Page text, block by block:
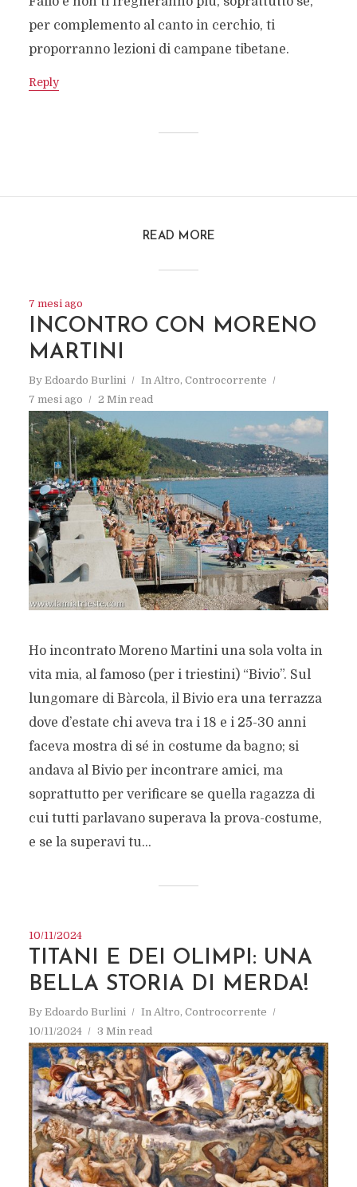
per complemento al canto in cerchio, ti
proporranno lezioni di campane tibetane.
Reply
READ MORE
7 mesi ago
INCONTRO CON MORENO
MARTINI
By Edoardo Burlini In Altro, Controcorrente
7 mesi ago
2 Min read
Ho incontrato Moreno Martini una sola volta in
vita mia, al famoso (per i triestini) “Bivio”. Sul
lungomare di Bàrcola, il Bivio era una terrazza
dove d’estate chi aveva tra i 18 e i 25-30 anni
faceva mostra di sé in costume da bagno; si
andava al Bivio per incontrare amici, ma
soprattutto per verificare se quella ragazza di
cui tutti parlavano superava la prova-costume,
e se la superavi tu...
10/11/2024
TITANI E DEI OLIMPI: UNA
BELLA STORIA DI MERDA!
By Edoardo Burlini In Altro, Controcorrente
10/11/2024
3 Min read